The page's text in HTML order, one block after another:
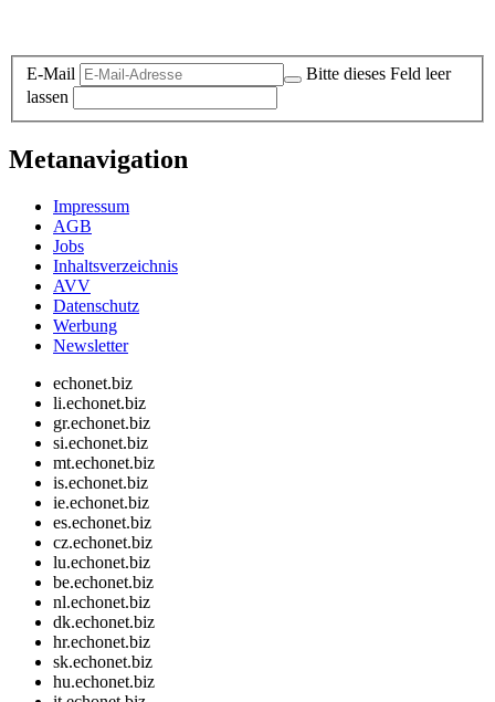
E-Mail
Bitte dieses Feld leer
lassen
Metanavigation
Impressum
AGB
Jobs
Inhaltsverzeichnis
AVV
Datenschutz
Werbung
Newsletter
echonet.biz
li.echonet.biz
gr.echonet.biz
si.echonet.biz
mt.echonet.biz
is.echonet.biz
ie.echonet.biz
es.echonet.biz
cz.echonet.biz
lu.echonet.biz
be.echonet.biz
nl.echonet.biz
dk.echonet.biz
hr.echonet.biz
sk.echonet.biz
hu.echonet.biz